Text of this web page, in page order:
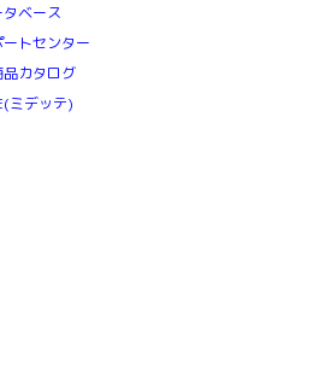
ベース
トセンター
カタログ
ミデッテ)